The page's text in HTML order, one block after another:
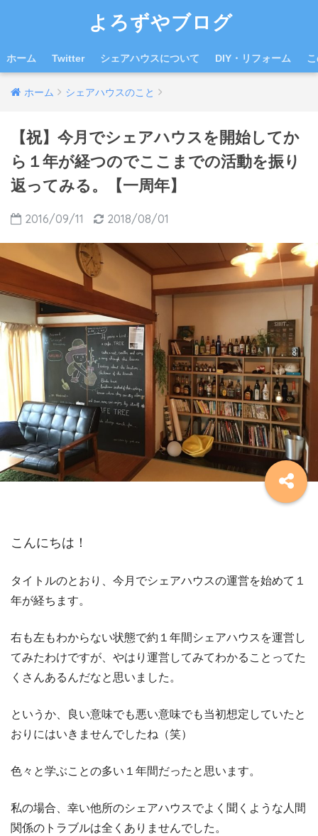
よろずやブログ
ホーム Twitter シェアハウスについて DIY・リフォーム
ホーム シェアハウスのこと
【祝】今月でシェアハウスを開始してか
ら１年が経つのでここまでの活動を振り
返ってみる。【一周年】
2016/09/11 2018/08/01
こんにちは！
タイトルのとおり、今月でシェアハウスの運営を始めて１
年が経ちます。
右も左もわからない状態で約１年間シェアハウスを運営し
てみたわけですが、やはり運営してみてわかることってた
くさんあるんだなと思いました。
というか、良い意味でも悪い意味でも当初想定していたと
おりにはいきませんでしたね（笑）
色々と学ぶことの多い１年間だったと思います。
私の場合、幸い他所のシェアハウスでよく聞くような人間
関係のトラブルは全くありませんでした。